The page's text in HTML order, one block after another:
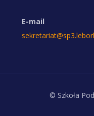
E-mail
© Szkoła